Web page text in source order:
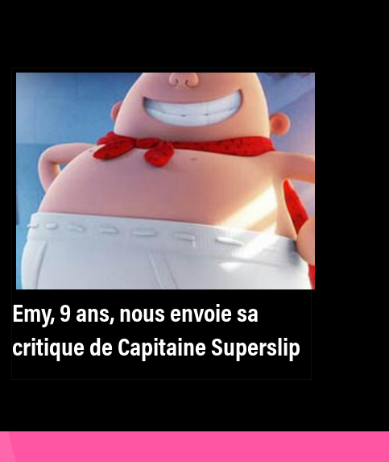
Emy, 9 ans, nous envoie sa
critique de Capitaine Superslip